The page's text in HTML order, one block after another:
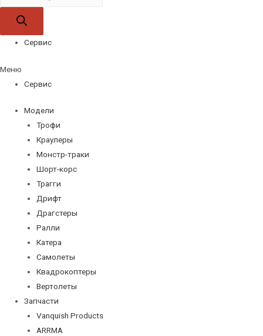
товаров
Сервис
Меню
Сервис
Модели
Трофи
Краулеры
Монстр-траки
Шорт-корс
Трагги
Дрифт
Драгстеры
Ралли
Катера
Самолеты
Квадрокоптеры
Вертолеты
Запчасти
Vanquish Products
ARRMA